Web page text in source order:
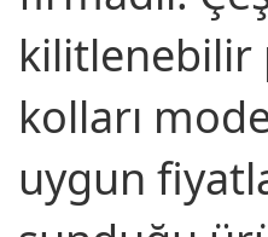
kilitlenebilir
kolları
uygun